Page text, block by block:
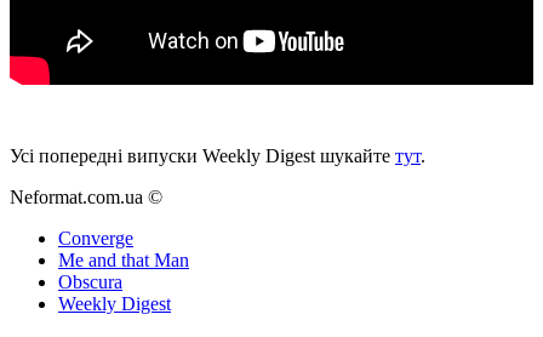
Усі попередні випуски Weekly Digest шукайте тут.
Neformat.com.ua ©
Converge
Me and that Man
Obscura
Weekly Digest